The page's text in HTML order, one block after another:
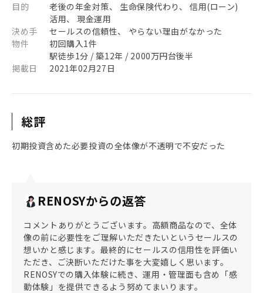
目的
老後の年金対策、 生命保険代わり、 信用(ローン)
活用、 現金運用
決め手
セールスの信頼性、 やらない理由がなかった
物件
初回購入1件
駅徒歩1分 / 築12年 / 2000万円台後半
掲載日
2021年02月27日
総評
初期投資含めた必要投資の全体像が不透明で不安だった
RENOSYからの返答
コメントありがとうございます。高額商品なので、全体
像の前に必要性をご理解いただきたいというセールスの
想いかと感じます。最終的にセールスの信用性を評価い
ただき、ご決断いただけた事を大変嬉しく思います。
RENOSYでの購入体験に続き、運用・管理面も含め「感
動体験」を提供できるよう努めてまいります。